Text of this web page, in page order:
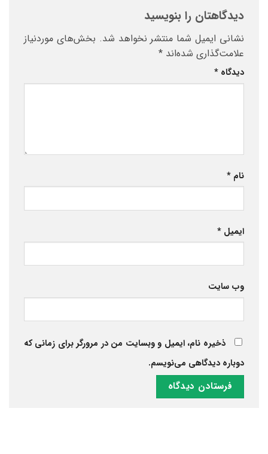
دیدگاهتان را بنویسید
نشانی ایمیل شما منتشر نخواهد شد. بخش‌های موردنیاز
علامت‌گذاری شده‌اند *
دیدگاه *
نام *
ایمیل *
وب‌ سایت
ذخیره نام، ایمیل و وبسایت من در مرورگر برای زمانی که
دوباره دیدگاهی می‌نویسم.